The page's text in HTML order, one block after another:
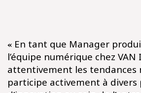
« En tant que Manager
l’équipe numérique chez VAN
attentivement les tendances
participe activement à divers